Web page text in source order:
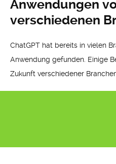
Anwendungen
verschiedenen
ChatGPT hat bereits in vielen
Anwendung gefunden. Einige
Zukunft verschiedener